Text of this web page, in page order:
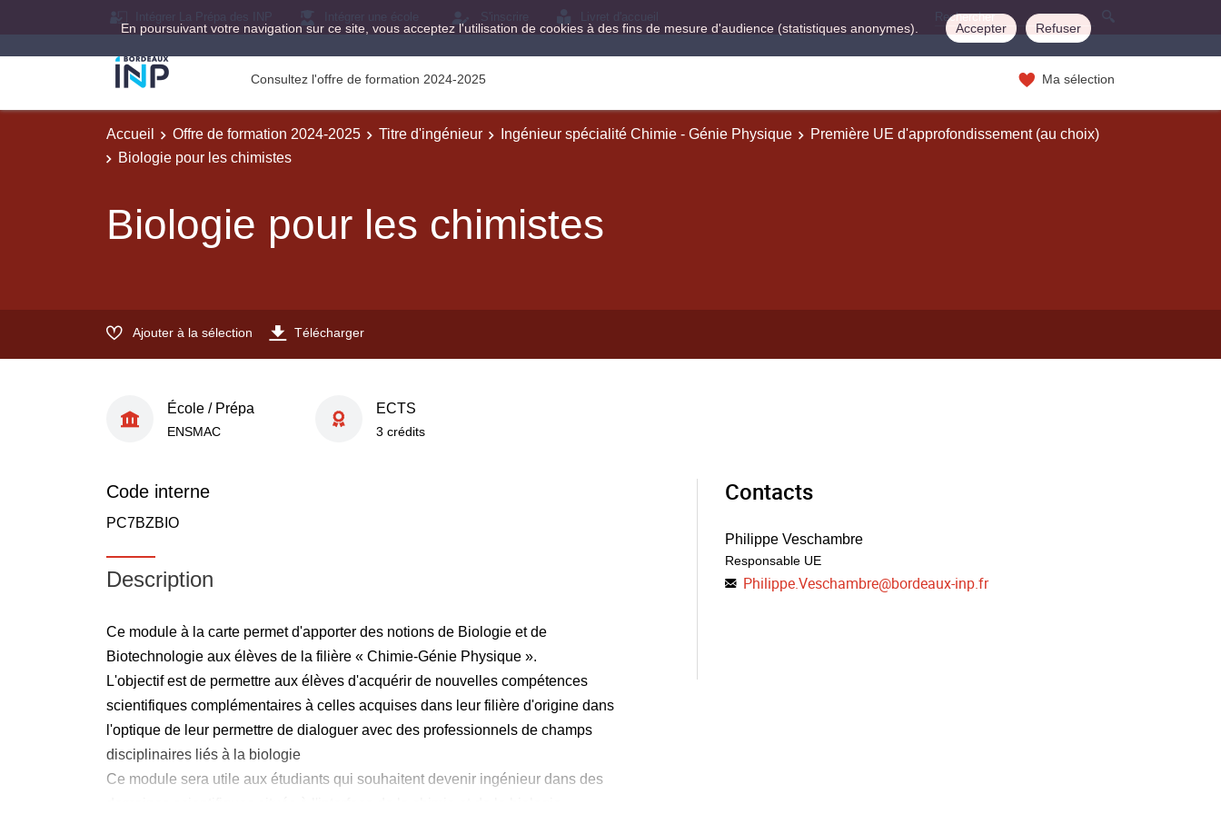
En poursuivant votre navigation sur ce site, vous acceptez l'utilisation de cookies à des fins de mesure d'audience (statistiques anonymes). Accepter Refuser
Consultez l'offre de formation 2024-2025 Ma sélection
Accueil Offre de formation 2024-2025 Titre d'ingénieur Ingénieur spécialité Chimie - Génie Physique
Première UE d'approfondissement (au choix)
Biologie pour les chimistes
Biologie pour les chimistes
Ajouter à la sélection Télécharger
École / Prépa
ENSMAC
ECTS
3 crédits
Code interne
PC7BZBIO
Description
Ce module à la carte permet d'apporter des notions de Biologie et de
Biotechnologie aux élèves de la filière « Chimie-Génie Physique ».
L'objectif est de permettre aux élèves d'acquérir de nouvelles compétences
scientifiques complémentaires à celles acquises dans leur filière d'origine dans
l'optique de leur permettre de dialoguer avec des professionnels de champs
disciplinaires liés à la biologie
Ce module sera utile aux étudiants qui souhaitent devenir ingénieur dans des
Contacts
Philippe Veschambre
Responsable UE
Philippe.Veschambre@bordeaux-inp.fr